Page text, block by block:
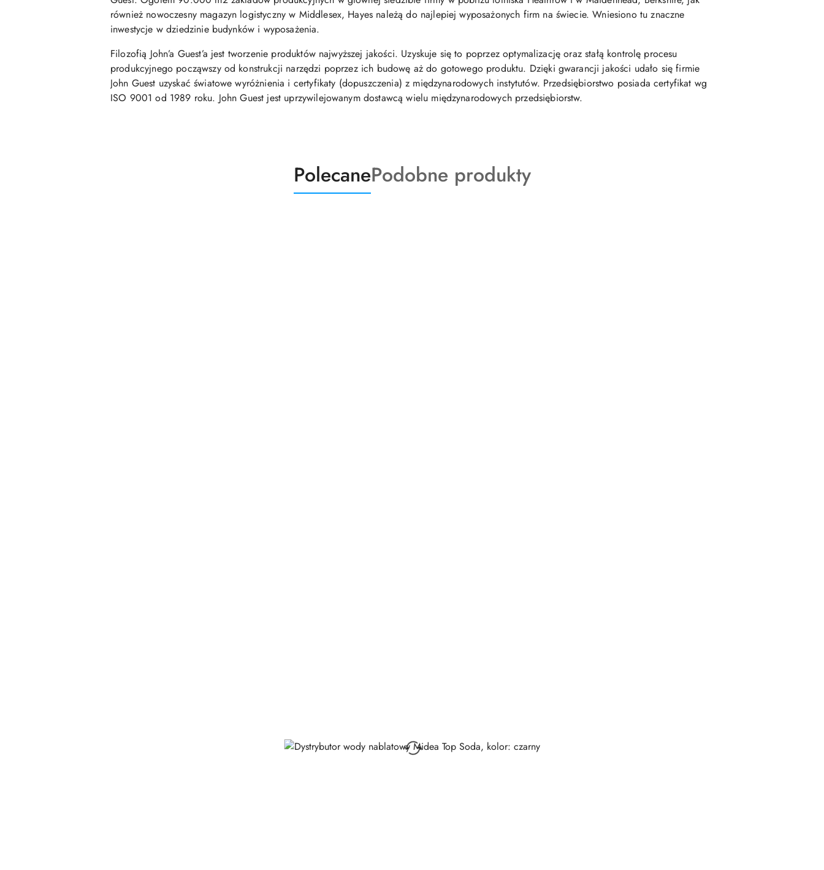
również nowoczesny magazyn logistyczny w Middlesex, Hayes należą do najlepiej wyposażonych firm na świecie. Wniesiono tu znaczne
inwestycje w dziedzinie budynków i wyposażenia.
Filozofią John’a Guest’a jest tworzenie produktów najwyższej jakości. Uzyskuje się to poprzez optymalizację oraz stałą kontrolę procesu
produkcyjnego począwszy od konstrukcji narzędzi poprzez ich budowę aż do gotowego produktu. Dzięki gwarancji jakości udało się firmie
John Guest uzyskać światowe wyróżnienia i certyfikaty (dopuszczenia) z międzynarodowych instytutów. Przedsiębiorstwo posiada certyfikat wg
ISO 9001 od 1989 roku. John Guest jest uprzywilejowanym dostawcą wielu międzynarodowych przedsiębiorstw.
Produkty
o
PolecaneProdukty
o
Podobne produkty